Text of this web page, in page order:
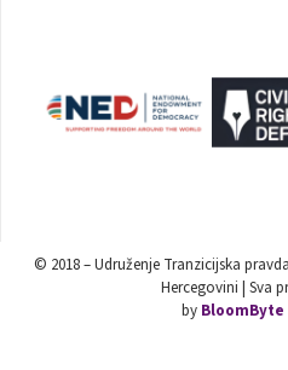
© 2018 – Udruženje Tranzicijska
Hercegovini | Sva
by